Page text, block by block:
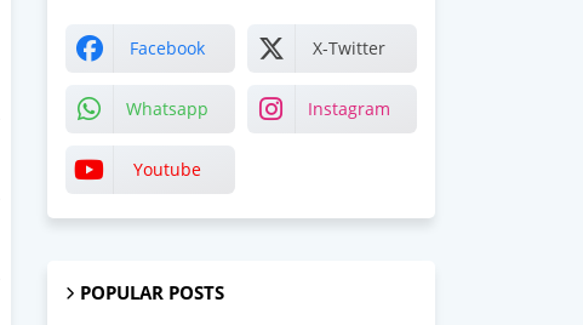
Facebook X-Twitter
Whatsapp Instagram
Youtube
POPULAR POSTS